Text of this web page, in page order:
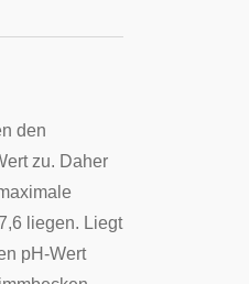
den
zu. Daher
liegen. Liegt
pH-Wert